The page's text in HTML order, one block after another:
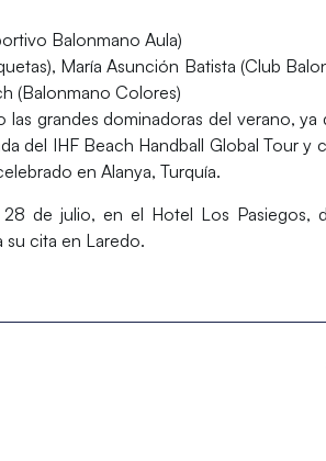
Balonmano Aula)
María Asunción Batista (Club
(Balonmano Colores)
grandes dominadoras del verano, ya
del IHF Beach Handball Global Tour y
en Alanya, Turquía.
de julio, en el Hotel Los Pasiegos,
su cita en Laredo.